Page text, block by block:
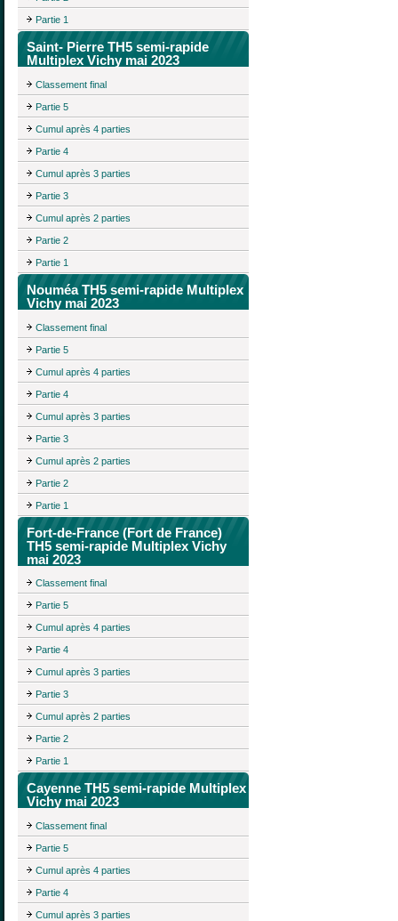
Partie 1
Saint- Pierre TH5 semi-rapide
Multiplex Vichy mai 2023
Classement final
Partie 5
Cumul après 4 parties
Partie 4
Cumul après 3 parties
Partie 3
Cumul après 2 parties
Partie 2
Partie 1
Nouméa TH5 semi-rapide Multiplex
Vichy mai 2023
Classement final
Partie 5
Cumul après 4 parties
Partie 4
Cumul après 3 parties
Partie 3
Cumul après 2 parties
Partie 2
Partie 1
Fort-de-France (Fort de France)
TH5 semi-rapide Multiplex Vichy
mai 2023
Classement final
Partie 5
Cumul après 4 parties
Partie 4
Cumul après 3 parties
Partie 3
Cumul après 2 parties
Partie 2
Partie 1
Cayenne TH5 semi-rapide Multiplex
Vichy mai 2023
Classement final
Partie 5
Cumul après 4 parties
Partie 4
Cumul après 3 parties